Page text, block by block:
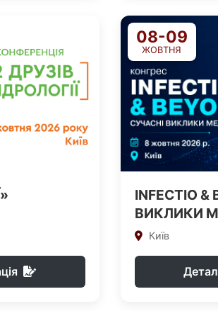
08-09
ЖОВТНЯ
INFECTIO
ВИКЛИКИ
Київ